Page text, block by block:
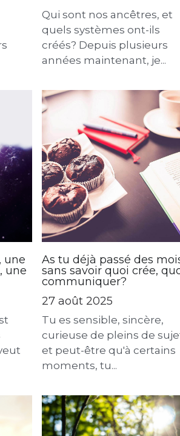
quels systèmes ont-ils
créés?
4 novembre 2025
Qui sont nos ancêtres, et
créés? Depuis plusieurs
années maintenant, je...
sans savoir quoi crée, quoi
communiquer?
27 août 2025
Tu es sensible, sincère,
et peut-être qu'à certains
moments, tu...